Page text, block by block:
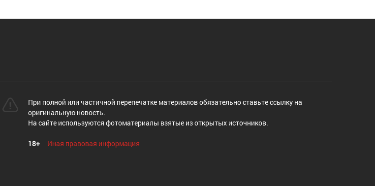
При полной или частичной перепечатке материалов обязательно ставьте ссылку на
оригинальную новость.
На сайте используются фотоматериалы взятые из открытых источников.
18+ Иная правовая информация